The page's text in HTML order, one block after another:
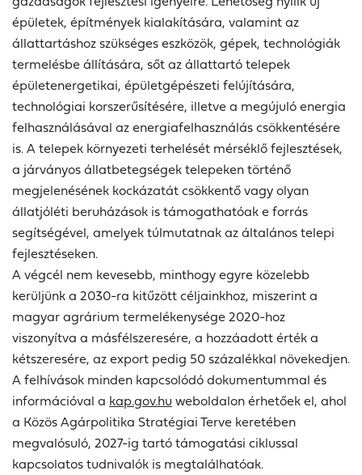
épületek, építmények kialakítására, valamint az
állattartáshoz szükséges eszközök, gépek, technológiák
termelésbe állítására, sőt az állattartó telepek
épületenergetikai, épületgépészeti felújítására,
technológiai korszerűsítésére, illetve a megújuló energia
felhasználásával az energiafelhasználás csökkentésére
is. A telepek környezeti terhelését mérséklő fejlesztések,
a járványos állatbetegségek telepeken történő
megjelenésének kockázatát csökkentő vagy olyan
állatjóléti beruházások is támogathatóak e forrás
segítségével, amelyek túlmutatnak az általános telepi
fejlesztéseken.
A végcél nem kevesebb, minthogy egyre közelebb
kerüljünk a 2030-ra kitűzött céljainkhoz, miszerint a
magyar agrárium termelékenysége 2020-hoz
viszonyítva a másfélszeresére, a hozzáadott érték a
kétszeresére, az export pedig 50 százalékkal növekedjen.
A felhívások minden kapcsolódó dokumentummal és
információval a kap.gov.hu weboldalon érhetőek el, ahol
a Közös Agárpolitika Stratégiai Terve keretében
megvalósuló, 2027-ig tartó támogatási ciklussal
kapcsolatos tudnivalók is megtalálhatóak.